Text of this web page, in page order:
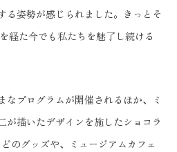
る姿勢が感じられました。きっとそ
経た今でも私たちを魅了し続ける
なプログラムが開催されるほか、ミ
が描いたデザインを施したショコラ
のグッズや、ミュージアムカフェ